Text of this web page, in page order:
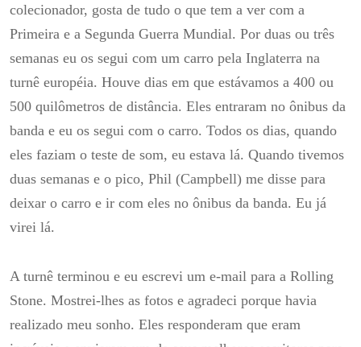
colecionador, gosta de tudo o que tem a ver com a
Primeira e a Segunda Guerra Mundial. Por duas ou três
semanas eu os segui com um carro pela Inglaterra na
turnê européia. Houve dias em que estávamos a 400 ou
500 quilômetros de distância. Eles entraram no ônibus da
banda e eu os segui com o carro. Todos os dias, quando
eles faziam o teste de som, eu estava lá. Quando tivemos
duas semanas e o pico, Phil (Campbell) me disse para
deixar o carro e ir com eles no ônibus da banda. Eu já
virei lá.
A turnê terminou e eu escrevi um e-mail para a Rolling
Stone. Mostrei-lhes as fotos e agradeci porque havia
realizado meu sonho. Eles responderam que eram